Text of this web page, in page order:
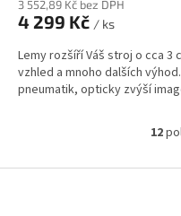
3 552,89 Kč bez DPH
4 299 Kč / ks
Lemy rozšíří Váš stroj o cca 3
vzhled a mnoho dalších
pneumatik, opticky zvýší
12